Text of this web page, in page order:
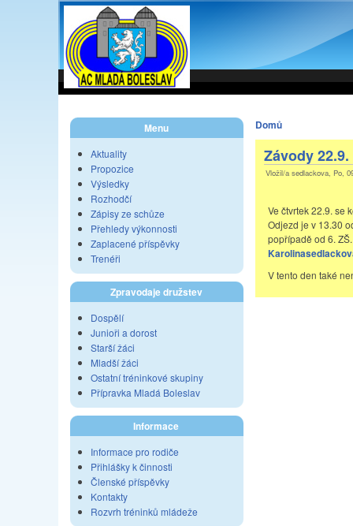
Menu
Aktuality
Propozice
Výsledky
Rozhodčí
Zápisy ze schůze
Přehledy výkonnosti
Zaplacené příspěvky
Trenéři
Zpravodaje družstev
Dospělí
Junioři a dorost
Starší žáci
Mladší žáci
Ostatní tréninkové skupiny
Přípravka Mladá Boleslav
Informace
Informace pro rodiče
Přihlášky k činnosti
Členské příspěvky
Kontakty
Rozvrh tréninků mládeže
Domů
Závody 22.9.
Vložil/a sedlackova, Po,
Ve čtvrtek 22.9. se
Odjezd je v 13.30
popřípadě od 6.
V tento den také